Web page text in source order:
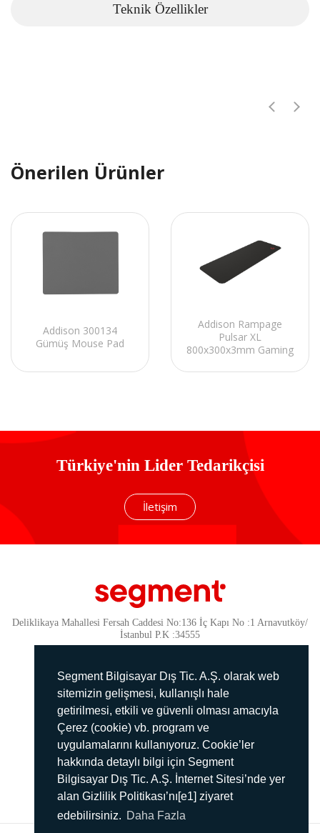
Segment Bilgisayar Dış Tic. A.Ş. olarak web
sitemizin gelişmesi, kullanışlı hale
getirilmesi, etkili ve güvenli olması amacıyla
Çerez (cookie) vb. program ve
uygulamalarını kullanıyoruz. Cookie’ler
hakkında detaylı bilgi için Segment
Bilgisayar Dış Tic. A.Ş. İnternet Sitesi’nde yer
alan Gizlilik Politikası’nı[e1] ziyaret
edebilirsiniz. Daha Fazla
Teknik Özellikler
Önerilen Ürünler
Addison 300134
Gümüş Mouse Pad
Addison Rampage
Pulsar XL
800x300x3mm Gaming
Türkiye'nin Lider Tedarikçisi
İletişim
Deliklikaya Mahallesi Fersah Caddesi No:136 İç Kapı No :1 Arnavutköy/
İstanbul P.K :34555
Güvenlik
KVKK Politikamız
Gizlilik Politikamız
Aydınlatma Metni
İmha Politikası
444 78 99
info@segment.com.tr